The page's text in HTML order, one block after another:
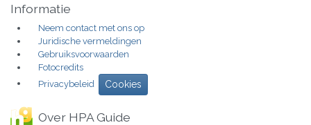
Informatie
Neem contact met ons op
Juridische vermeldingen
Gebruiksvoorwaarden
Fotocredits
Privacybeleid
Cookies
Over HPA Guide